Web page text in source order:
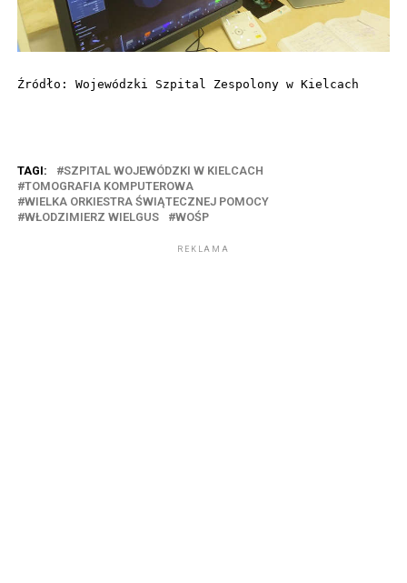
Źródło: Wojewódzki Szpital Zespolony w Kielcach
TAGI:
SZPITAL WOJEWÓDZKI W KIELCACH
TOMOGRAFIA KOMPUTEROWA
WIELKA ORKIESTRA ŚWIĄTECZNEJ POMOCY
WŁODZIMIERZ WIELGUS
WOŚP
REKLAMA